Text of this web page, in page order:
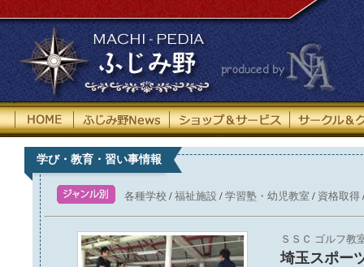
HOME ふじみ野News ショップ＆サ
学び・教育・習い事情報
各種学校 / 福祉施設 / 学習塾・幼児教室 / 資格取得
ＳＳＣ ゴルフ教
埼玉スポー